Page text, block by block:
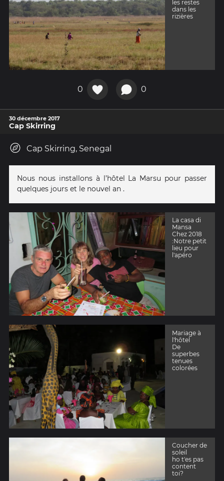
les restes
dans les
rizières
0 0
30 décembre 2017
Cap Skirring
Cap Skirring, Senegal
Nous nous installons à l’hôtel La Marsu pour passer
quelques jours et le nouvel an .
La casa di
Mansa
Chez 2018
:Notre petit
lieu pour
l'apéro
Mariage à
l'hôtel
De
superbes
tenues
colorées
Coucher de
soleil
ho t'es pas
content
toi?